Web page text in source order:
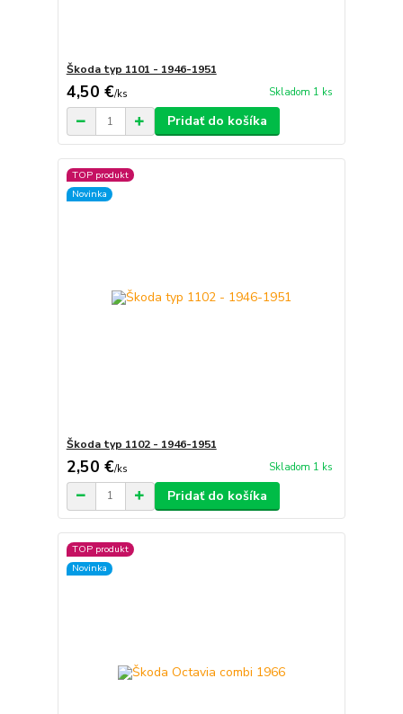
Škoda typ 1101 - 1946-1951
4,50 €/ks Skladom 1 ks
Pridať do košíka
TOP produkt
Novinka
Škoda typ 1102 - 1946-1951
2,50 €/ks Skladom 1 ks
Pridať do košíka
TOP produkt
Novinka